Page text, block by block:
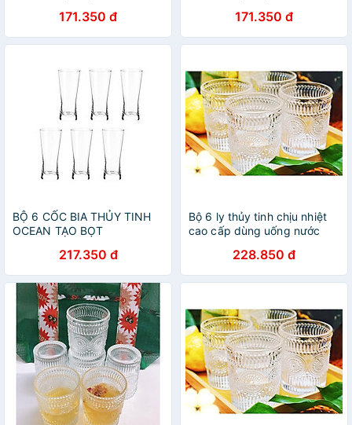
171.350 đ 171.350 đ
BỘ 6 CỐC BIA THỦY TINH
OCEAN TẠO BỌT
217.350 đ
Bộ 6 ly thủy tinh chịu nhiệt
cao cấp dùng uống nước
đồng trắng không viền vàng
365ml
228.850 đ